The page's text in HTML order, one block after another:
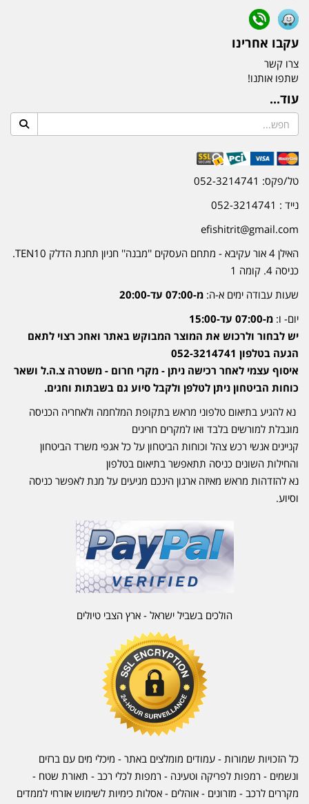
עקבו אחרינו
צרו קשר
שתפו אותנו!
עוד...
טל/פקס: 052-3214741
נייד : 052-3214741
efishitrit@gmail.com
האילן 4 אור עקיבא - מתחם העסקים ''מבנה'' חניון תחנת הדלק TEN10.
כניסה 4. קומה 1
שעות עבודה ימים א-ה: מ-07:00 עד-20:00
יום- ו: מ-07:00 עד-15:00
יש לבחור ולרכוש את המוצר המבוקש באתר ואחכ רצוי לתאם
הגעה בטלפון 052-3214741
איסוף עצמי לאחר רכישה ניתן - מקרי חרום - משטרה צ.ה.ל ושאר
כוחות הביטחון ניתן לטלפן ולקבל סיוע גם בשבתות וחגים.
נא להגיע בתיאום טלפוני מראש בתקופת המלחמה ולאחריה הכניסה
מוגבלת למורשים בלבד ואו למקרים חריגים
קניינים אנשי רכש צהל וכוחות הביטחון על כל אגפי משרד הביטחון
והחילות השונים כניסה תתאפשר בתיאום בטלפון
נא להזדהות מראש מאיזה ארגון הינכם מגיעים על מנת לאפשר כניסה
וסיוע.
הולכים בשביל ישראל - ארץ הצבי טיולים
כל הזכויות שמורות - עמודים מומלצים באתר - מיכלי מים עם ברזים
ונשמים - רמפות לפריקה וטעינה - רמפות לכלי רכב - תאורת שטח -
מקררים לרכב - מזרונים - אוהלים - אסלות כימיות לשימוש אזרחי לממדים